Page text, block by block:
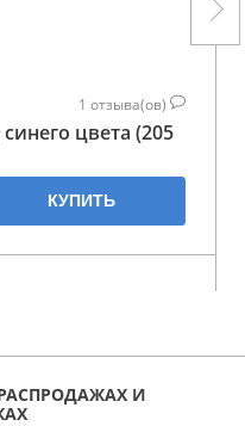
1 отзыва(ов)
цвета (205
КУПИТЬ
И